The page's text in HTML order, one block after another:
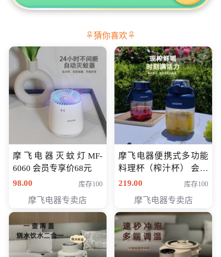
猜你喜欢
摩飞电器灭蚊灯MF-
6060 会员专享价68元
98.00
库存100
摩飞电器专卖店
摩飞电器便携式多功能
料理杯（榨汁杯） 会员
专享价118元
219.00 库存100
摩飞电器专卖店